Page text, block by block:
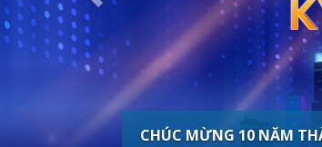
CHÚC MỪNG 10 NĂM